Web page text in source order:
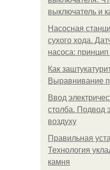
выключатель и
Насосная
сухого хода.
насоса:
Как
Выравнивание
Ввод
столба. Подвод
воздуху
Правильная
Технология
камня